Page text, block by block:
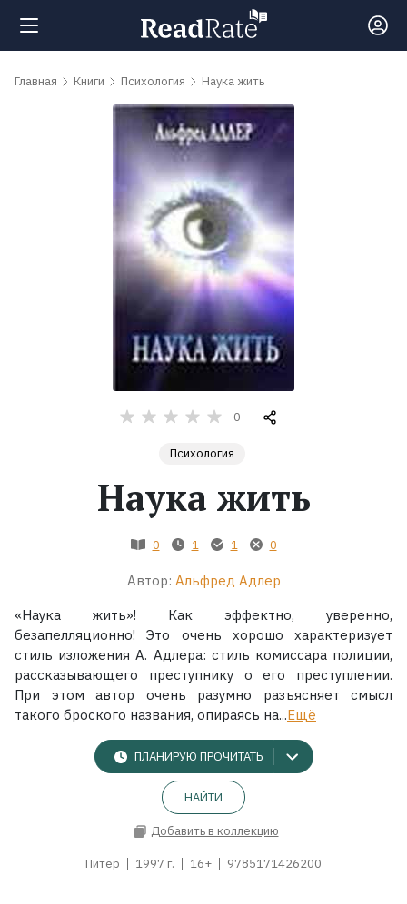
Поиск
обсуждаемые
Экранизации
Главная Книги Психология Наука жить
0
Психология
Наука жить
0 1 1 0
Автор: Альфред Адлер
«Наука жить»! Как эффектно, уверенно,
безапелляционно! Это очень хорошо характеризует
стиль изложения А. Адлера: стиль комиссара полиции,
рассказывающего преступнику о его преступлении.
При этом автор очень разумно разъясняет смысл
такого броского названия, опираясь на...Ещё
ПЛАНИРУЮ ПРОЧИТАТЬ
НАЙТИ
Добавить в коллекцию
Питер 1997 г. 16+ 9785171426200